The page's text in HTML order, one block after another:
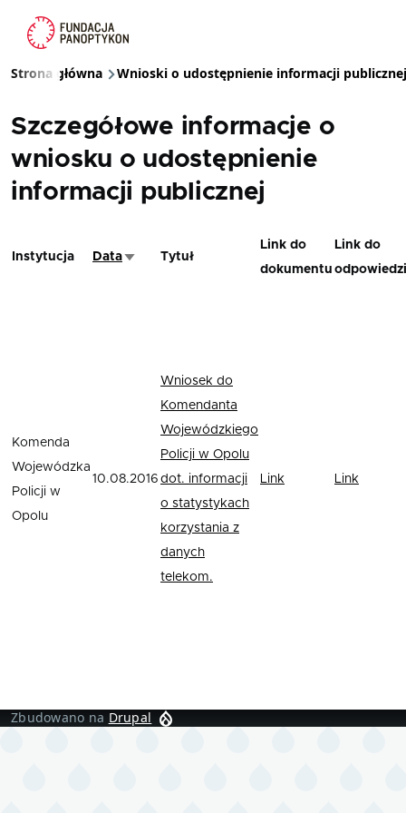
Ścieżka nawigacyjna
Strona główna Wnioski o udostępnienie informacji publicznej
Szczegółowe informacje o
wniosku o udostępnienie
informacji publicznej
Instytucja DataSortuj rosnąco
Tytuł
Link do
dokumentu
Link do
odpowiedzi
Komenda
Wojewódzka
Policji w
Opolu
10.08.2016
Wniosek do
Komendanta
Wojewódzkiego
Policji w Opolu
dot. informacji
o statystykach
korzystania z
danych
telekom.
Link Link
Zbudowano na Drupal